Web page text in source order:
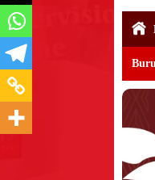
Buru